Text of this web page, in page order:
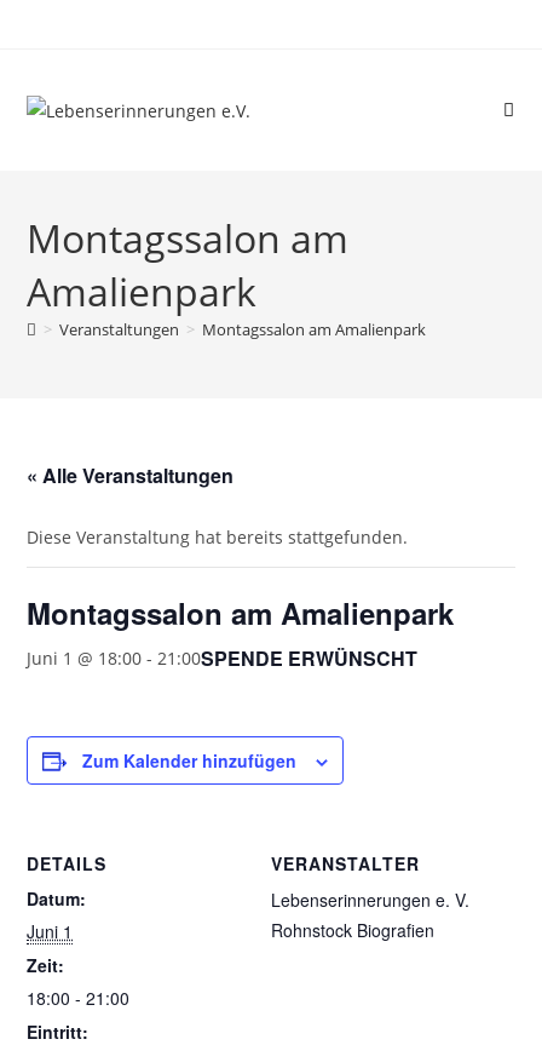
Montagssalon am
Amalienpark
> Veranstaltungen > Montagssalon am Amalienpark
« Alle Veranstaltungen
Diese Veranstaltung hat bereits stattgefunden.
Montagssalon am Amalienpark
Juni 1 @ 18:00 -21:00SPENDE ERWÜNSCHT
Zum Kalender hinzufügen
DETAILS
Datum:
Juni 1
Zeit:
18:00 - 21:00
Eintritt:
VERANSTALTER
Lebenserinnerungen e. V.
Rohnstock Biografien